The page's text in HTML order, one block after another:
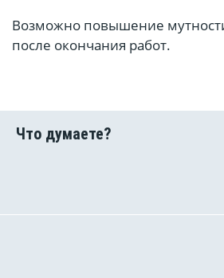
Возможно повышение
после окончания работ.